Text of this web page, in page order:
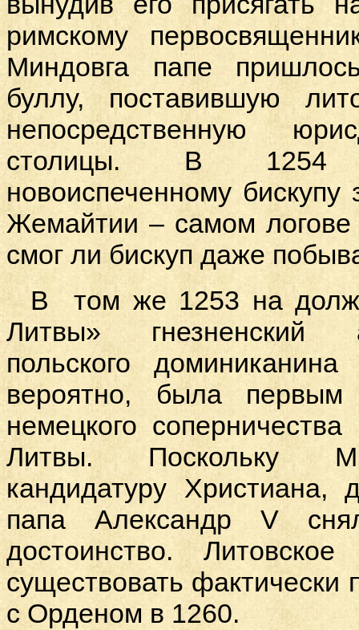
римскому
Миндовга папе
буллу, поставившую
непосредственную
столицы. В 1254
новоиспеченному
Жемайтии – самом логове
смог ли бискуп даже
В том же 1253 на
Литвы» гнезненский
польского
вероятно, была первым
немецкого
Литвы. Поскольку
кандидатуру
папа Александр V
достоинство.
существовать
с Орденом в 1260.